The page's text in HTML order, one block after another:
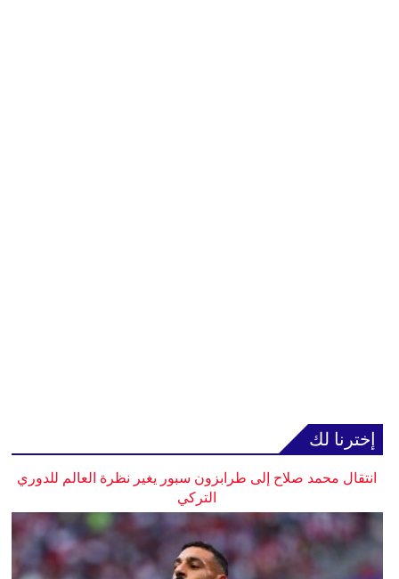
إخترنا لك
انتقال محمد صلاح إلى طرابزون سبور يغير نظرة العالم للدوري
التركي